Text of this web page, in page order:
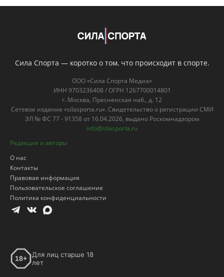
Сила Спорта — коротко о том, что происходит в спорте.
ООО «Сила Спорта Медиа»
ИНН 9703236408 / ОГРН 1267700014801
г. Москва, Пресненская наб., д. 12
Сетевое издание «silasporta.ru». Свидетельство о регистрации СМИ
ЭЛ № ФС 77 - 91358 от 16.04.2026, выдано Роскомнадзором
info@silasporta.ru
Редакция и авторы
О нас
Контакты
Правовая информация
Пользовательское соглашение
Политика конфиденциальности
18+
Для лиц старше 18
лет